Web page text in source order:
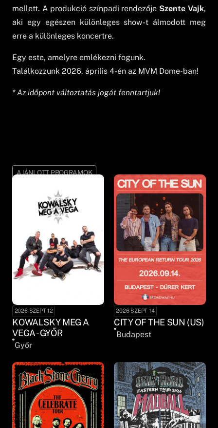
mellett. A produkció színpadi rendezője Szente Vajk,
aki egy egészen különleges show-t álmodott meg
erre a különleges koncertre.
Egy este, amelyre emlékezni fogunk.
Találkozzunk 2026. április 4-én az MVM Dome-ban!
* Az időpont változtatás jogát fenntartjuk!
AJÁNLOTT PROGRAMOK
2026 SZEPT 12
KOWALSKY MEG A
VEGA - GYŐR
Győr
2026 SZEPT 14
CITY OF THE SUN (US)
Budapest